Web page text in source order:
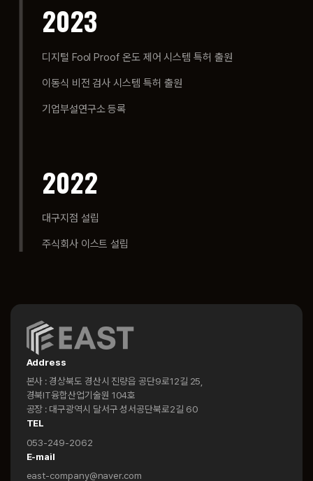
2023
디지털 Fool Proof 온도 제어 시스템 특허 출원
이동식 비전 검사 시스템 특허 출원
기업부설연구소 등록
2022
대구지점 설립
주식회사 이스트 설립
Address
본사 : 경상북도 경산시 진량읍 공단9로12길 25,
경북IT융합산업기술원 104호
공장 : 대구광역시 달서구 성서공단북로2길 60
TEL
053-249-2062
E-mail
east-company@naver.com